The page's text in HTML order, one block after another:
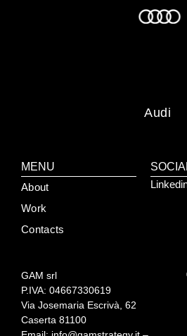
Audi
Audi
MENU
About
Work
Contacts
GAM srl
P.IVA: 04667330619
Via Josemaria Escrivà, 62
Caserta 81100